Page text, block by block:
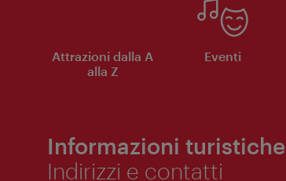
Attrazioni dalla A
alla Z
Eventi
Informazioni turistiche
Indirizzi e contatti